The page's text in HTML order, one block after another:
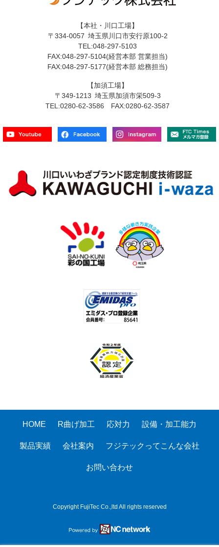
【本社・川口工場】
〒334-0057 埼玉県川口市安行原100-2
TEL:048-297-5103
FAX:048-297-5104(経営本部 営業担当)
FAX:048-297-5177(経営本部 総務担当)
【加須工場】
〒349-1213 埼玉県加須市栄509-3
TEL:0280-62-3586 FAX:0280-62-3587
HOME R曲げ加工 応対力 設備・加工能力
製品実績 会社案内 フジテックってこんな会社
お問い合わせ
Copyright FujiTec Co.,ltd All rights reserved